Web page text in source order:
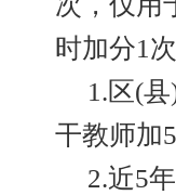
时加分1
1.区(
干教师加5
2.近5